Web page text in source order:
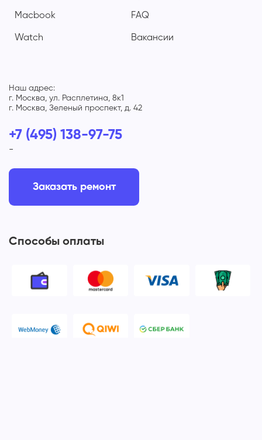
Macbook
Watch
FAQ
Вакансии
Наш адрес:
г. Москва, ул. Расплетина, 8к1
г. Москва, Зеленый проспект, д. 42
+7 (495) 138-97-75
-
Заказать ремонт
Способы оплаты